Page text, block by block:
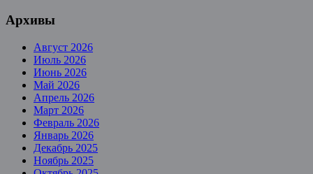
Архивы
Август 2026
Июль 2026
Июнь 2026
Май 2026
Апрель 2026
Март 2026
Февраль 2026
Январь 2026
Декабрь 2025
Ноябрь 2025